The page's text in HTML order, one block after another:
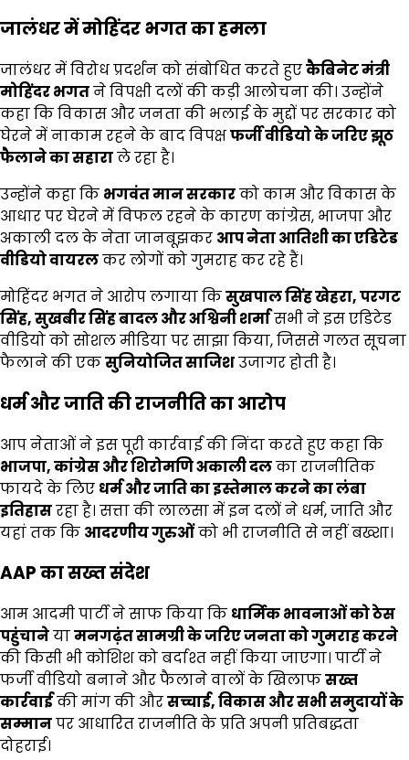
जालंधर में मोहिंदर भगत का हमला
जालंधर में विरोध प्रदर्शन को संबोधित करते हुएकैबिनेट मंत्री
मोहिंदर भगतने विपक्षी दलों की कड़ी आलोचना की। उन्होंने
कहा कि विकास और जनता की भलाई के मुद्दों पर सरकार को
घेरने में नाकाम रहने के बाद विपक्षफर्जी वीडियो के जरिए झूठ
फैलाने का सहाराले रहा है।
उन्होंने कहा कि भगवंत मान सरकारको काम और विकास के
आधार पर घेरने में विफल रहने के कारण कांग्रेस, भाजपा और
अकाली दल के नेता जानबूझकर आप नेता आतिशी का एडिटेड
वीडियो वायरलकर लोगों को गुमराह कर रहे हैं।
मोहिंदर भगत ने आरोप लगाया किसुखपाल सिंह खेहरा, परगट
सिंह, सुखबीर सिंह बादल और अश्विनी शर्मासभी ने इस एडिटेड
वीडियो को सोशल मीडिया पर साझा किया, जिससे गलत सूचना
फैलाने की एकसुनियोजित साजिशउजागर होती है।
धर्म और जाति की राजनीति का आरोप
आप नेताओं ने इस पूरी कार्रवाई की निंदा करते हुए कहा कि
भाजपा, कांग्रेस और शिरोमणि अकाली दलका राजनीतिक
फायदे के लिए धर्म और जाति का इस्तेमाल करने का लंबा
इतिहासरहा है। सत्ता की लालसा में इन दलों ने धर्म, जाति और
यहां तक कि आदरणीय गुरुओंको भी राजनीति से नहीं बख्शा।
AAP का सख्त संदेश
आम आदमी पार्टी ने साफ किया कि धार्मिक भावनाओं को ठेस
पहुंचानेयामनगढ़ंत सामग्री के जरिए जनता को गुमराह करने
की किसी भी कोशिश को बर्दाश्त नहीं किया जाएगा। पार्टी ने
फर्जी वीडियो बनाने और फैलाने वालों के खिलाफसख्त
कार्रवाईकी मांग की औरसच्चाई, विकास और सभी समुदायों के
सम्मानपर आधारित राजनीति के प्रति अपनी प्रतिबद्धता
दोहराई।